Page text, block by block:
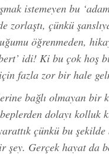
istemeyen bu
zorlaştı, çünkü
öğrenmeden,
idi! Ki bu çok hoş
fazla zor bir hale
bağlı olmayan bir
dolayı
çünkü bu şekilde
şey. Gerçek hayat da